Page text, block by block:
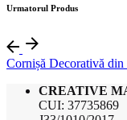
Urmatorul Produs
Cornișă Decorativă
CREATIVE
CUI: 37735869